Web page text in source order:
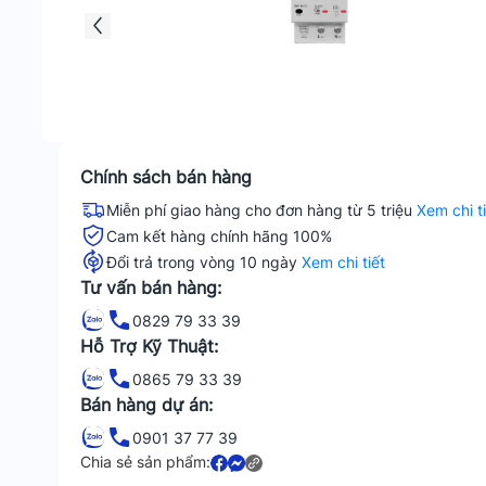
Chính sách bán hàng
Miễn phí giao hàng cho đơn hàng từ 5 triệu Xem chi
Cam kết hàng chính hãng 100%
Đổi trả trong vòng 10 ngày Xem chi tiết
Tư vấn bán hàng:
0829 79 33 39
Hỗ Trợ Kỹ Thuật:
0865 79 33 39
Bán hàng dự án:
0901 37 77 39
Chia sẻ sản phẩm: